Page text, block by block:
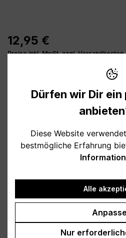
12,95 €
Preise inkl. MwSt. zzgl. Versandkosten
Verfügbar, Lieferzeit: 1-3
burgund
türkis
lila
Varianteauswählen
personalisiert
ohne
Produkt Anzahl: GibIn
Dürfen wir Dir ein
Diese Website
bestmögliche Erfahrung
Alle
Nur